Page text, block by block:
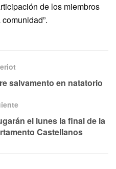
de los miembros
salvamento en natatorio
el lunes la final de la
Castellanos